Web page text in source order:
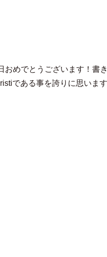
おめでとうございます！書
である事を誇りに思いま